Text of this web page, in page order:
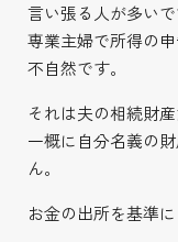
言い張る人が多いで
専業主婦で所得の
不自然です。
それは夫の相続財
一概に自分名義の
ん。
お金の出所を基準